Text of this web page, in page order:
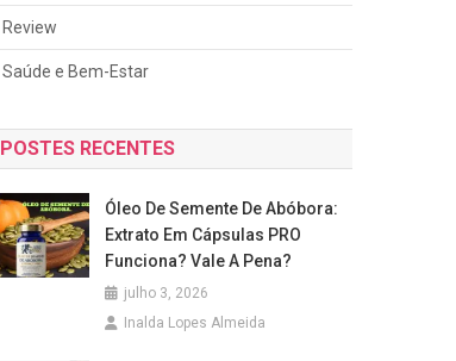
Review
Saúde e Bem-Estar
POSTES RECENTES
Óleo De Semente De Abóbora:
Extrato Em Cápsulas PRO
Funciona? Vale A Pena?
julho 3, 2026
Inalda Lopes Almeida